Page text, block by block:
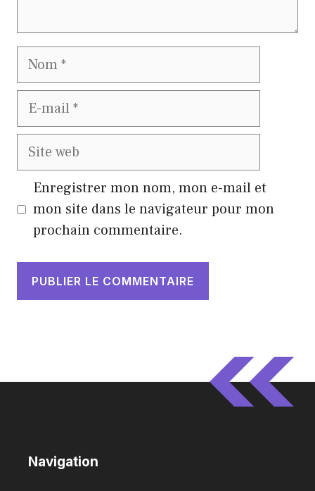
Nom
E-
mail
Site
web
Enregistrer mon nom, mon e-mail et
mon site dans le navigateur pour mon
prochain commentaire.
Navigation